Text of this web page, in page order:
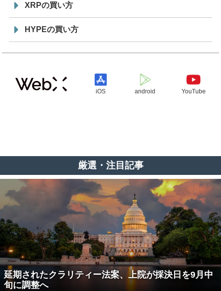
XRPの買い方
HYPEの買い方
iOS android YouTube
厳選・注目記事
延期されたクラリティー法案、上院が採決日を9月中
旬に調整へ